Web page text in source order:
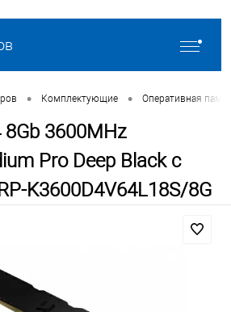
• Комплектующие • Оперативная
3600MHz
Pro Deep Black с
K3600D4V64L18S/8G